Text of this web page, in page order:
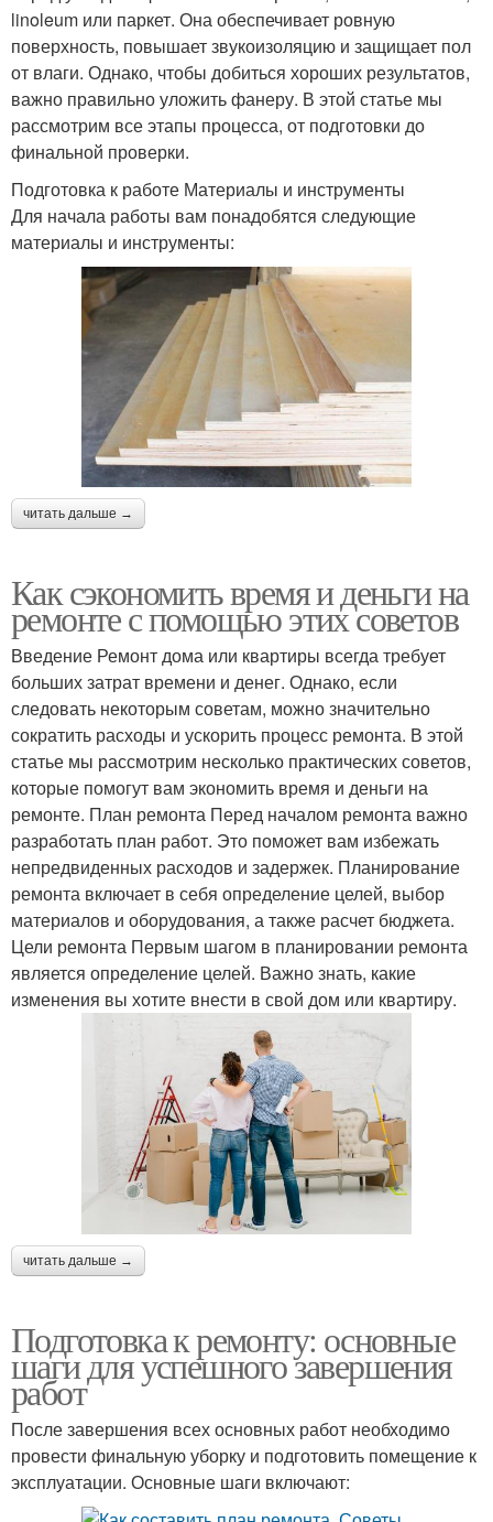
linoleum или паркет. Она обеспечивает ровную
поверхность, повышает звукоизоляцию и защищает пол
от влаги. Однако, чтобы добиться хороших результатов,
важно правильно уложить фанеру. В этой статье мы
рассмотрим все этапы процесса, от подготовки до
финальной проверки.
Подготовка к работе Материалы и инструменты
Для начала работы вам понадобятся следующие
материалы и инструменты:
читать дальше →
Как сэкономить время и деньги на
ремонте с помощью этих советов
Введение Ремонт дома или квартиры всегда требует
больших затрат времени и денег. Однако, если
следовать некоторым советам, можно значительно
сократить расходы и ускорить процесс ремонта. В этой
статье мы рассмотрим несколько практических советов,
которые помогут вам экономить время и деньги на
ремонте. План ремонта Перед началом ремонта важно
разработать план работ. Это поможет вам избежать
непредвиденных расходов и задержек. Планирование
ремонта включает в себя определение целей, выбор
материалов и оборудования, а также расчет бюджета.
Цели ремонта Первым шагом в планировании ремонта
является определение целей. Важно знать, какие
изменения вы хотите внести в свой дом или квартиру.
читать дальше →
Подготовка к ремонту: основные
шаги для успешного завершения
работ
После завершения всех основных работ необходимо
провести финальную уборку и подготовить помещение к
эксплуатации. Основные шаги включают: